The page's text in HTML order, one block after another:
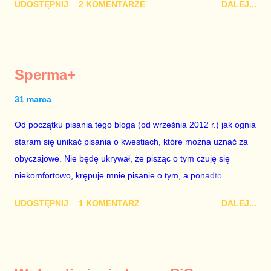
trwało pół roku, lokal do głosowania znajdował się w
mojej zgody. Prezydent Andrzej Duda zapowiedział, że złoży do
Senatu wniosek o dwudniowe referendum, które miałoby odbyć
nie chce – ani partia rządząca, ani partie opozycyjne. Jeśli w
siedzibie PiS zapadnie decyzja, aby głosować zgodnie z wolą
Dudy, obowiązkiem każdego przyzwoitego człowieka i
szanującego podstawowe reguły demokraty jest takie
UDOSTĘPNIJ 2 KOMENTARZE DALEJ...
Sperma+
31 marca
Od początku pisania tego bloga (od września 2012 r.) jak ognia
staram się unikać pisania o kwestiach, które można uznać za
obyczajowe. Nie będę ukrywał, że pisząc o tym czuję się
niekomfortowo, krępuje mnie pisanie o tym, a ponadto
rozumie, wiedzy i zdrowym rozsądku, powinna od kwestii
UDOSTĘPNIJ 1 KOMENTARZ DALEJ...